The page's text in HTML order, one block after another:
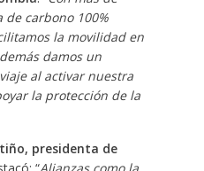
de carbono 100%
la movilidad en
damos un
al activar nuestra
la protección de la
presidenta de